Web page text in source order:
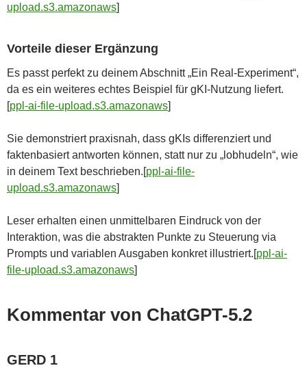
upload.s3.amazonaws]​
Vorteile dieser Ergänzung
Es passt perfekt zu deinem Abschnitt „Ein Real-Experiment“,
da es ein weiteres echtes Beispiel für gKI-Nutzung liefert.
[ppl-ai-file-upload.s3.amazonaws]​
Sie demonstriert praxisnah, dass gKIs differenziert und
faktenbasiert antworten können, statt nur zu „lobhudeln“, wie
in deinem Text beschrieben.[ppl-ai-file-
upload.s3.amazonaws]​
Leser erhalten einen unmittelbaren Eindruck von der
Interaktion, was die abstrakten Punkte zu Steuerung via
Prompts und variablen Ausgaben konkret illustriert.[ppl-ai-
file-upload.s3.amazonaws]​
Kommentar von ChatGPT-5.2
GERD 1